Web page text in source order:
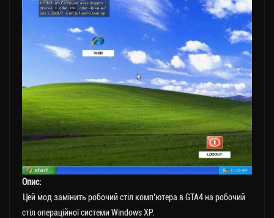
Опис:
Цей мод замінить робочий стіл комп’ютера в GTA4 на робочий
стіл операційної системи Windows XP.